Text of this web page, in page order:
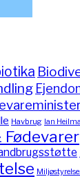
Havbrug Ian